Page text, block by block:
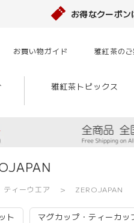
お得なクーポン
お買い物ガイド 雅紅茶のご
雅紅茶トピックス
ティーウエア ZEROJAPAN
ト マグカップ・ティーカッ